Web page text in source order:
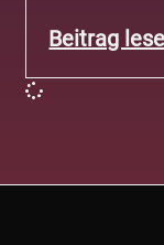
Beitrag